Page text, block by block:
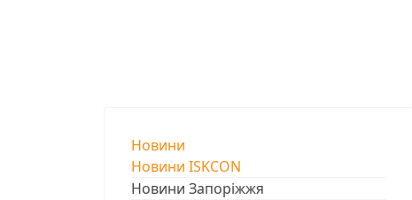
Новини
Новини ISKCON
Новини Запоріжжя